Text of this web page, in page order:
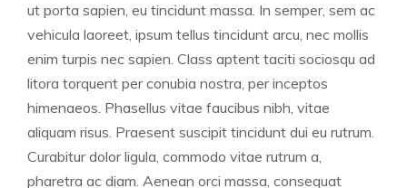
ut porta sapien, eu tincidunt massa. In semper, sem ac
vehicula laoreet, ipsum tellus tincidunt arcu, nec mollis
enim turpis nec sapien. Class aptent taciti sociosqu ad
litora torquent per conubia nostra, per inceptos
himenaeos. Phasellus vitae faucibus nibh, vitae
aliquam risus. Praesent suscipit tincidunt dui eu rutrum.
Curabitur dolor ligula, commodo vitae rutrum a,
pharetra ac diam. Aenean orci massa, consequat